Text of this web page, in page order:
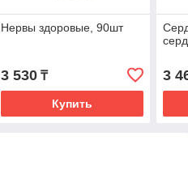
Нервы здоровые, 90шт
3 530₸
Купить
3